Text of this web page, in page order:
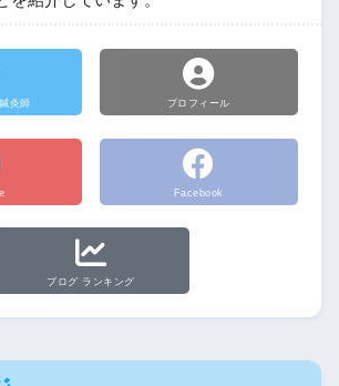
灸師 プロフィール
Facebook
ブログ ランキング